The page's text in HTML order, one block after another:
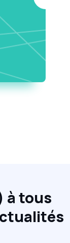
à tous